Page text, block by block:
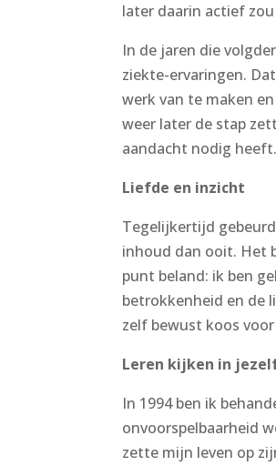
later daarin actief
In de jaren die
ziekte-ervaringen.
werk van te maken
weer later de stap
aandacht nodig heeft.
Liefde en inzicht
Tegelijkertijd
inhoud dan ooit. Het
punt beland: ik ben
betrokkenheid en de
zelf bewust koos
Leren kijken in
In 1994 ben ik
onvoorspelbaarheid
zette mijn leven op